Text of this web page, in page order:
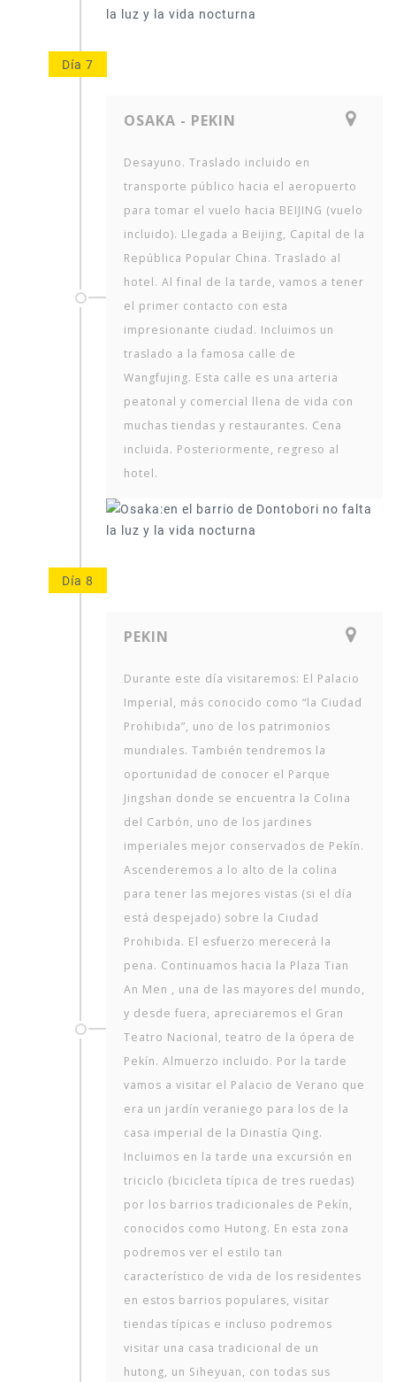
Día 7
OSAKA - PEKIN
Desayuno. Traslado incluido en
transporte público hacia el aeropuerto
para tomar el vuelo hacia BEIJING (vuelo
incluido). Llegada a Beijing, Capital de la
República Popular China. Traslado al
hotel. Al final de la tarde, vamos a tener
el primer contacto con esta
impresionante ciudad. Incluimos un
traslado a la famosa calle de
Wangfujing. Esta calle es una arteria
peatonal y comercial llena de vida con
muchas tiendas y restaurantes. Cena
incluida. Posteriormente, regreso al
hotel.
Día 8
PEKIN
Durante este día visitaremos: El Palacio
Imperial, más conocido como “la Ciudad
Prohibida”, uno de los patrimonios
mundiales. También tendremos la
oportunidad de conocer el Parque
Jingshan donde se encuentra la Colina
del Carbón, uno de los jardines
imperiales mejor conservados de Pekín.
Ascenderemos a lo alto de la colina
para tener las mejores vistas (si el día
está despejado) sobre la Ciudad
Prohibida. El esfuerzo merecerá la
pena. Continuamos hacia la Plaza Tian
An Men , una de las mayores del mundo,
y desde fuera, apreciaremos el Gran
Teatro Nacional, teatro de la ópera de
Pekín. Almuerzo incluido. Por la tarde
vamos a visitar el Palacio de Verano que
era un jardín veraniego para los de la
casa imperial de la Dinastía Qing.
Incluimos en la tarde una excursión en
triciclo (bicicleta típica de tres ruedas)
por los barrios tradicionales de Pekín,
conocidos como Hutong. En esta zona
podremos ver el estilo tan
característico de vida de los residentes
en estos barrios populares, visitar
tiendas típicas e incluso podremos
visitar una casa tradicional de un
hutong, un Siheyuan, con todas sus